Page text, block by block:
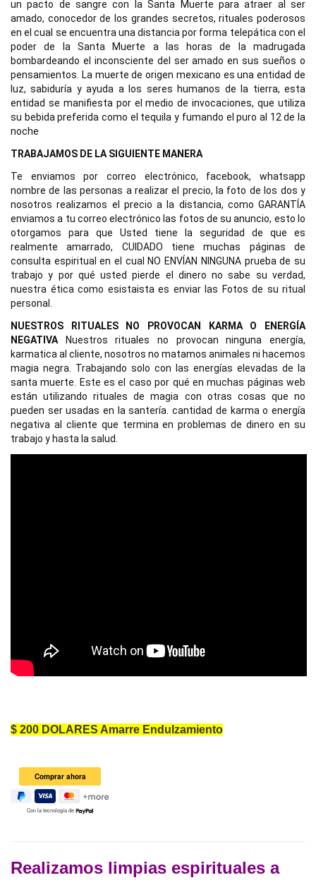
un pacto de sangre con la Santa Muerte para atraer al ser
amado, conocedor de los grandes secretos, rituales poderosos
en el cual se encuentra una distancia por forma telepática con el
poder de la Santa Muerte a las horas de la madrugada
bombardeando el inconsciente del ser amado en sus sueños o
pensamientos. La muerte de origen mexicano es una entidad de
luz, sabiduría y ayuda a los seres humanos de la tierra, esta
entidad se manifiesta por el medio de invocaciones, que utiliza
su bebida preferida como el tequila y fumando el puro al 12 de la
noche
TRABAJAMOS DE LA SIGUIENTE MANERA
Te enviamos por correo electrónico, facebook, whatsapp
nombre de las personas a realizar el precio, la foto de los dos y
nosotros realizamos el precio a la distancia, como GARANTÍA
enviamos a tu correo electrónico las fotos de su anuncio, esto lo
otorgamos para que Usted tiene la seguridad de que es
realmente amarrado, CUIDADO tiene muchas páginas de
consulta espiritual en el cual NO ENVÍAN NINGUNA prueba de su
trabajo y por qué usted pierde el dinero no sabe su verdad,
nuestra ética como esistaista es enviar las Fotos de su ritual
personal.
NUESTROS RITUALES NO PROVOCAN KARMA O ENERGÍA
NEGATIVA Nuestros rituales no provocan ninguna energía,
karmatica al cliente, nosotros no matamos animales ni hacemos
magia negra. Trabajando solo con las energías elevadas de la
santa muerte. Este es el caso por qué en muchas páginas web
están utilizando rituales de magia con otras cosas que no
pueden ser usadas en la santería. cantidad de karma o energía
negativa al cliente que termina en problemas de dinero en su
trabajo y hasta la salud.
$ 200 DOLARES Amarre Endulzamiento
Con la tecnología de
Realizamos limpias espirituales a